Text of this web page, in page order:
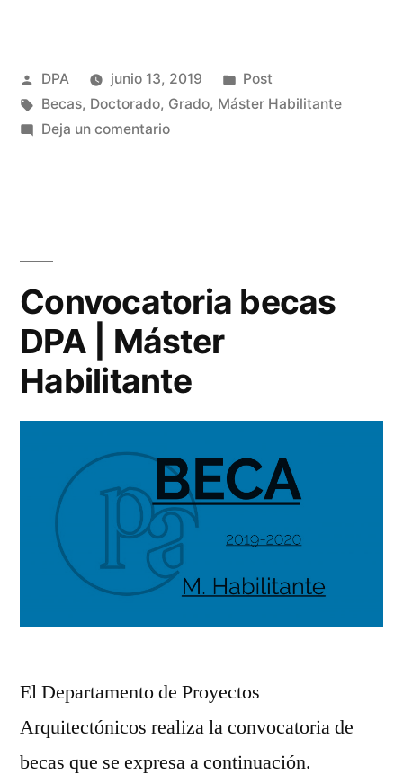
Publicado
por
DPA junio 13, 2019
Publicado
en
Post
Etiquetas:
Becas, Doctorado, Grado, Máster Habilitante
Deja un comentarioen
Convocatoria becas
DPA | Máster
Habilitante
El Departamento de Proyectos
Arquitectónicos realiza la convocatoria de
becas que se expresa a continuación.